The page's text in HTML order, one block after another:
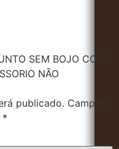
SEM BOJO COM
NÃO
publicado. Campos
*